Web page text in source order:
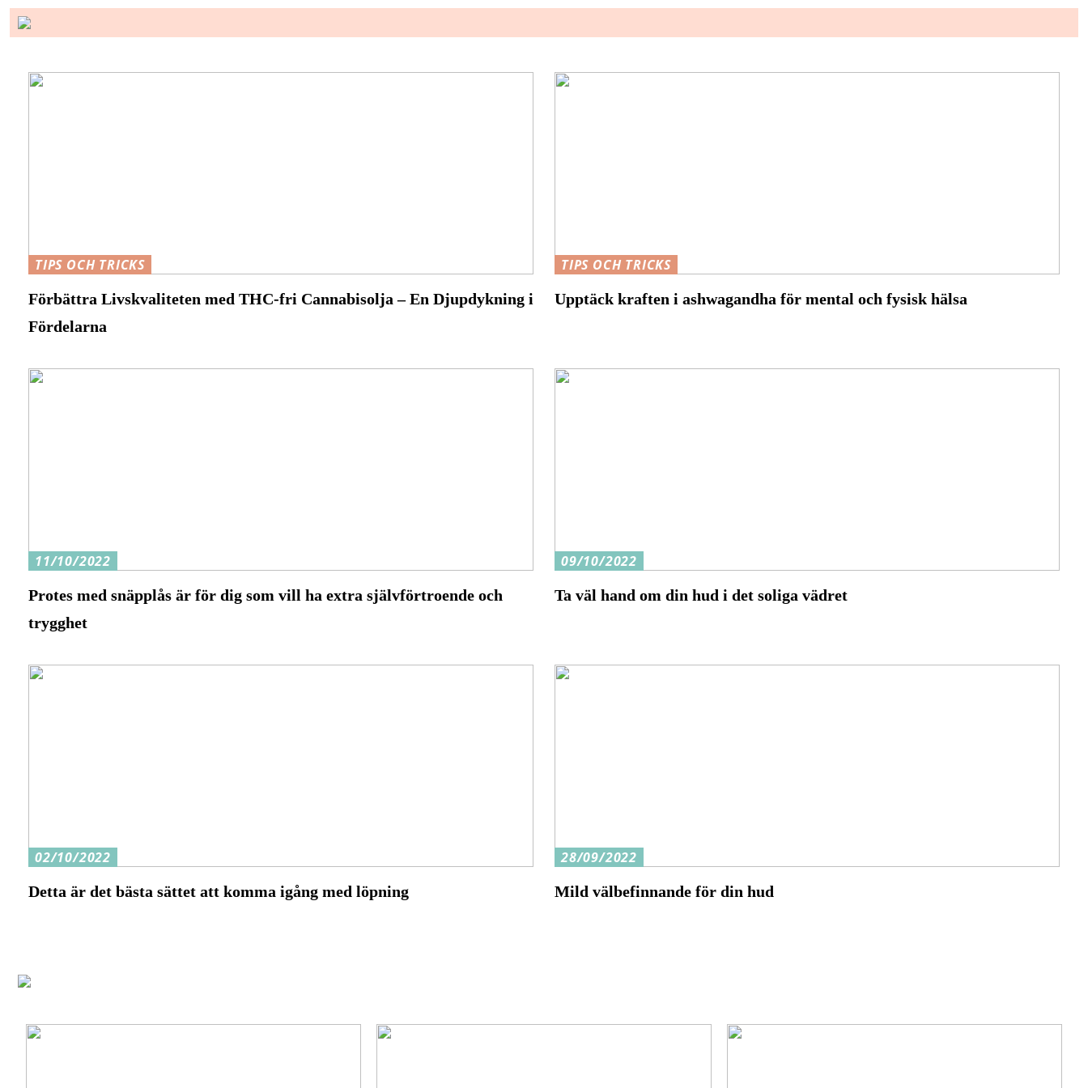
TIPS OCH TRICKS
Förbättra Livskvaliteten med THC-fri Cannabisolja – En Djupdykning i
Fördelarna
TIPS OCH TRICKS
Upptäck kraften i ashwagandha för mental och fysisk hälsa
11/10/2022
Protes med snäpplås är för dig som vill ha extra självförtroende och
trygghet
09/10/2022
Ta väl hand om din hud i det soliga vädret
02/10/2022
Detta är det bästa sättet att komma igång med löpning
28/09/2022
Mild välbefinnande för din hud